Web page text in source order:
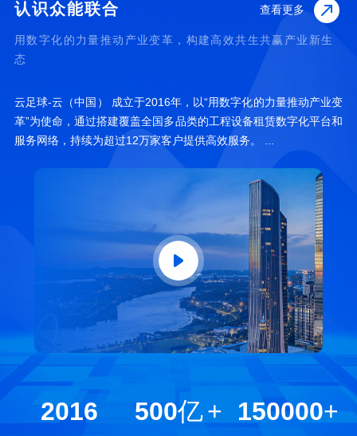
认识众能联合
用数字化的力量推动产业变革，构建高效共生共赢产业新生
态
查看更多
云足球-云（中国） 成立于2016年，以“用数字化的力量推动产业变
革”为使命，通过搭建覆盖全国多品类的工程设备租赁数字化平台和
服务网络，持续为超过12万家客户提供高效服务。 ...
2016 500亿+ 150000+